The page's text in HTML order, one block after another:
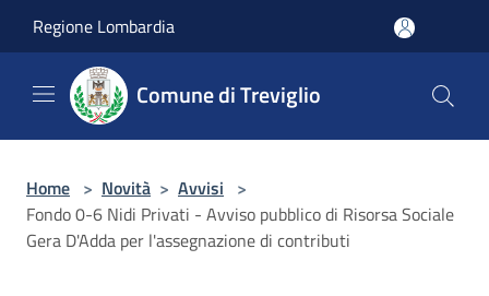
Regione Lombardia
Comune di Treviglio
Home > Novità > Avvisi >
Fondo 0-6 Nidi Privati - Avviso pubblico di Risorsa Sociale
Gera D'Adda per l'assegnazione di contributi